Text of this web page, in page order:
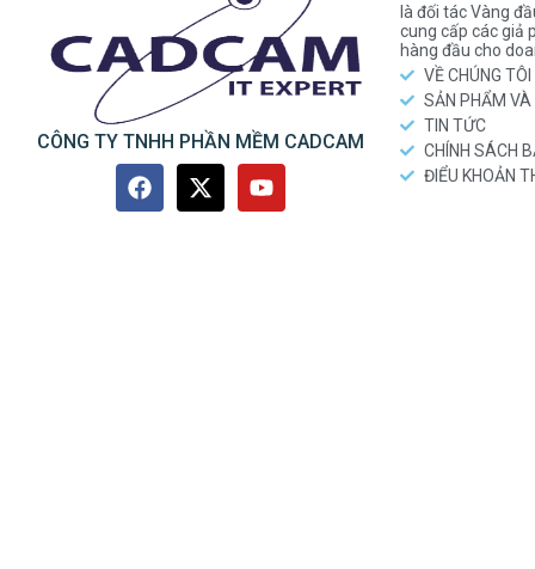
CÔNG TY TNHH PHẦN MỀM CADCAM
là đối tác Vàng
cung cấp các giả
hàng đầu cho
VỀ CHÚNG TÔI
SẢN PHẨM VÀ
TIN TỨC
CHÍNH SÁCH
ĐIỂU KHOẢN